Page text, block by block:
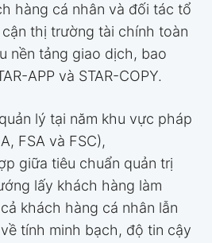
hàng cá nhân và đối tác tổ
thị trường tài chính toàn
nền tảng giao dịch, bao
APP và STAR-COPY.
lý tại năm khu vực pháp
FSA và FSC),
giữa tiêu chuẩn quản trị
lấy khách hàng làm
khách hàng cá nhân lẫn
tính minh bạch, độ tin cậy